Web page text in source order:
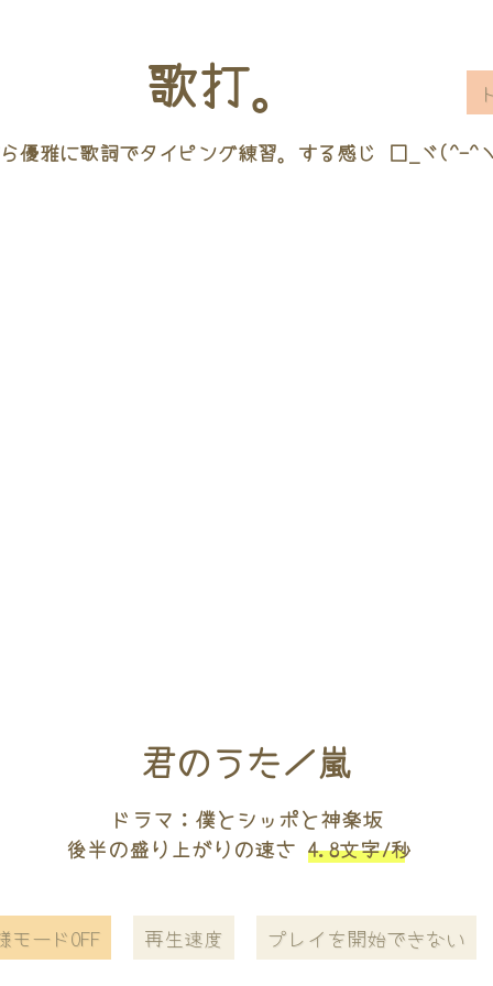
歌打。
優雅に歌詞でタイピング練習。する感じ □_ヾ(^-^
君のうた／嵐
ドラマ：僕とシッポと神楽坂
後半の盛り上がりの速さ 4.8文字/秒
モードOFF 再生速度 プレイを開始できない